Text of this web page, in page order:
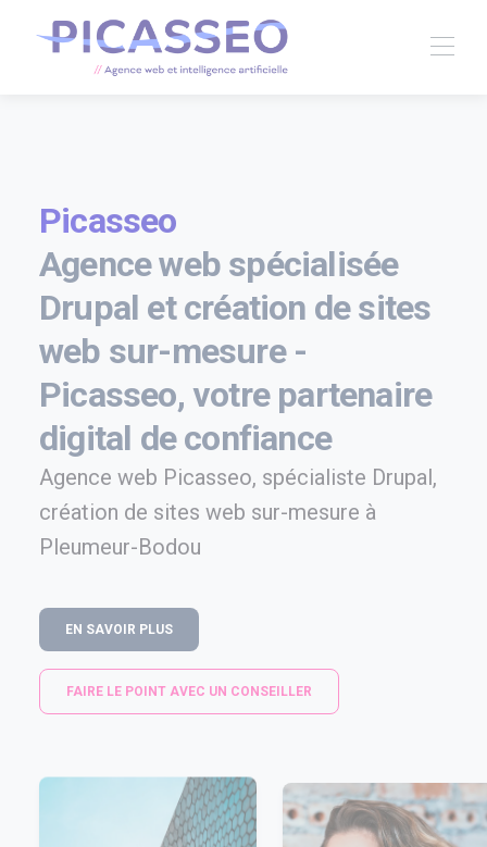
Picasseo
Agence web spécialisée
Drupal et création de sites
web sur-mesure -
Picasseo, votre partenaire
digital de confiance
Agence web Picasseo, spécialiste Drupal,
création de sites web sur-mesure à
Pleumeur-Bodou
EN SAVOIR PLUS
FAIRE LE POINT AVEC UN CONSEILLER